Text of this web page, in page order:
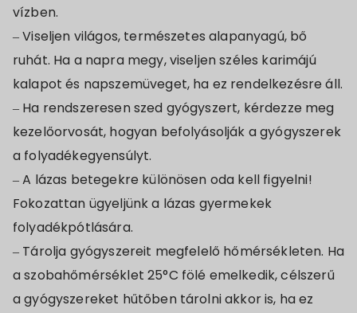
vízben.
– Viseljen világos, természetes alapanyagú, bő
ruhát. Ha a napra megy, viseljen széles karimájú
kalapot és napszemüveget, ha ez rendelkezésre áll.
– Ha rendszeresen szed gyógyszert, kérdezze meg
kezelőorvosát, hogyan befolyásolják a gyógyszerek
a folyadékegyensúlyt.
– A lázas betegekre különösen oda kell figyelni!
Fokozattan ügyeljünk a lázas gyermekek
folyadékpótlására.
– Tárolja gyógyszereit megfelelő hőmérsékleten. Ha
a szobahőmérséklet 25°C fölé emelkedik, célszerű
a gyógyszereket hűtőben tárolni akkor is, ha ez